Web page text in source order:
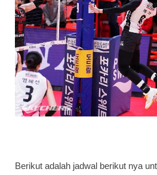
Berikut adalah jadwal berikut nya